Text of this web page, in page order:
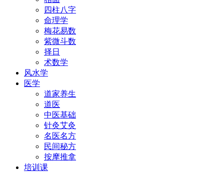
四柱八字
命理学
梅花易数
紫微斗数
择日
术数学
风水学
医学
道家养生
道医
中医基础
针灸艾灸
名医名方
民间秘方
按摩推拿
培训课